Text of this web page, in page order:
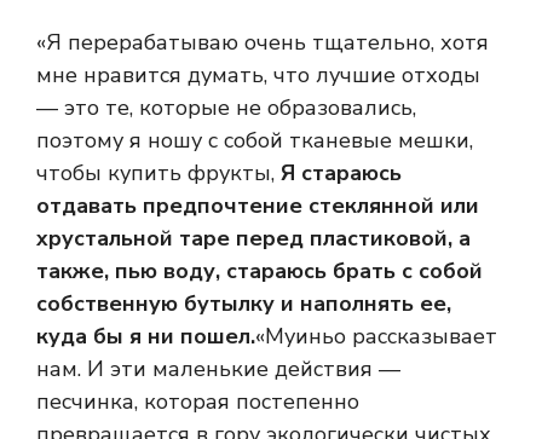
«Я перерабатываю очень тщательно, хотя
мне нравится думать, что лучшие отходы
— это те, которые не образовались,
поэтому я ношу с собой тканевые мешки,
чтобы купить фрукты, Я стараюсь
отдавать предпочтение стеклянной или
хрустальной таре перед пластиковой, а
также, пью воду, стараюсь брать с собой
собственную бутылку и наполнять ее,
куда бы я ни пошел.«Муиньо рассказывает
нам. И эти маленькие действия —
песчинка, которая постепенно